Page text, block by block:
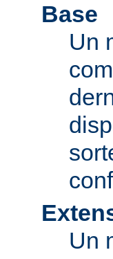
Base
Un
Un